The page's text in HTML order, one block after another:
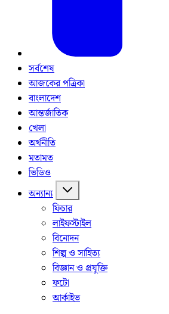
সর্বশেষ
আজকের পত্রিকা
বাংলাদেশ
আন্তর্জাতিক
খেলা
অর্থনীতি
মতামত
ভিডিও
অন্যান্য
ফিচার
লাইফস্টাইল
বিনোদন
শিল্প ও সাহিত্য
বিজ্ঞান ও প্রযুক্তি
ফটো
আর্কাইভ